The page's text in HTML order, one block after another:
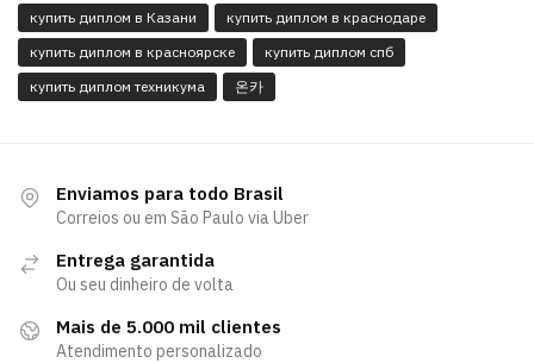
купить диплом в Казани
купить диплом в краснодаре
купить диплом в красноярске
купить диплом спб
купить диплом техникума
온카
Enviamos para todo Brasil
Correios ou em São Paulo via Uber
Entrega garantida
Ou seu dinheiro de volta
Mais de 5.000 mil clientes
Atendimento personalizado